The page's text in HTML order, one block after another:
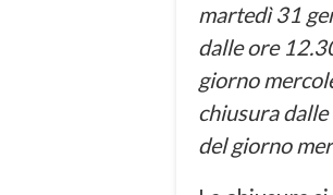
martedì 31
dalle ore
giorno
chiusura
del giorno